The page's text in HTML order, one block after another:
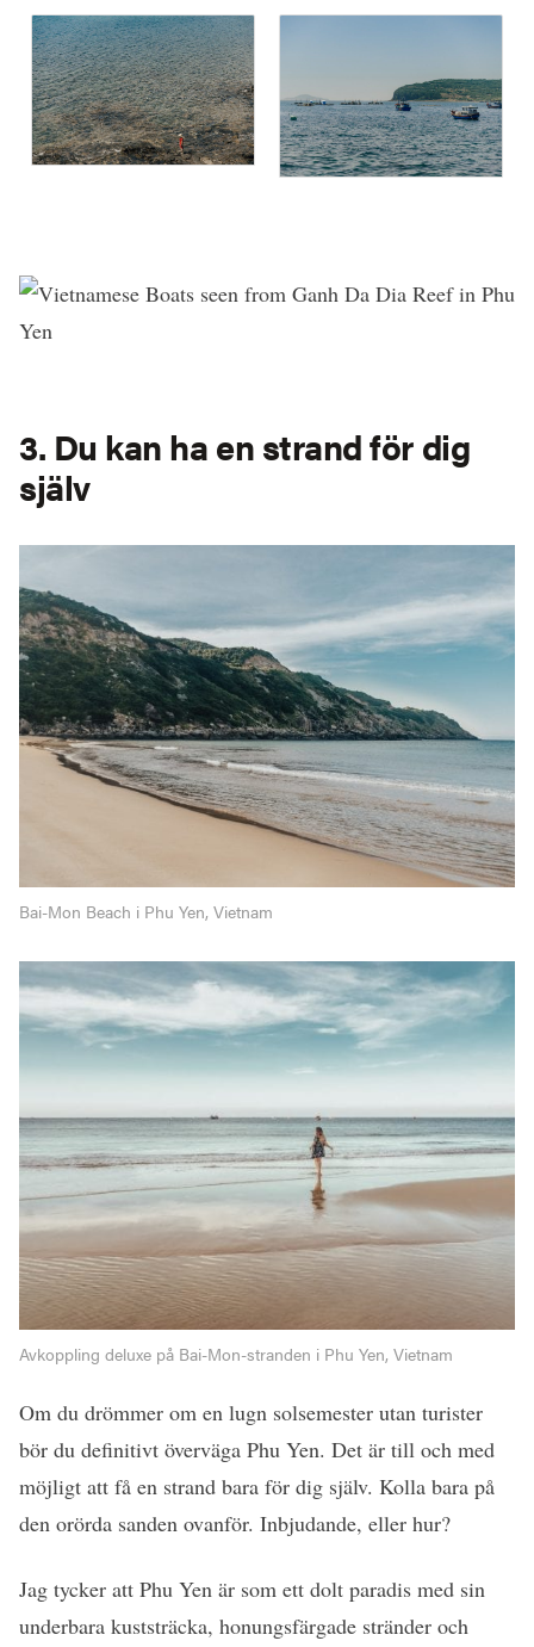
3. Du kan ha en strand för dig
själv
Bai-Mon Beach i Phu Yen, Vietnam
Avkoppling deluxe på Bai-Mon-stranden i Phu Yen, Vietnam
Om du drömmer om en lugn solsemester utan turister
bör du definitivt överväga Phu Yen. Det är till och med
möjligt att få en strand bara för dig själv. Kolla bara på
den orörda sanden ovanför. Inbjudande, eller hur?
Jag tycker att Phu Yen är som ett dolt paradis med sin
underbara kuststräcka, honungsfärgade stränder och